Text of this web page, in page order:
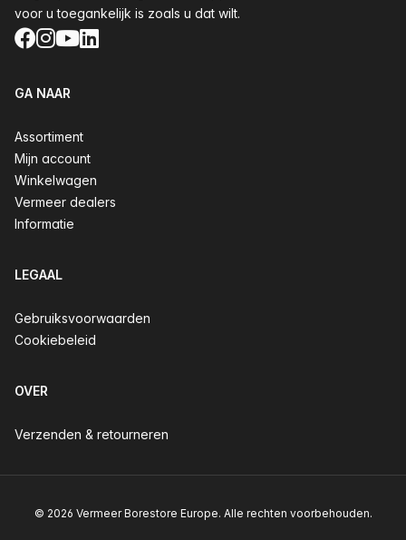
voor u toegankelijk is zoals u dat wilt.
Facebook
Instagram
YouTube
LinkedIn
GA NAAR
Assortiment
Mijn account
Winkelwagen
Vermeer dealers
Informatie
LEGAAL
Gebruiksvoorwaarden
Cookiebeleid
OVER
Verzenden & retourneren
© 2026 Vermeer Borestore Europe. Alle rechten voorbehouden.